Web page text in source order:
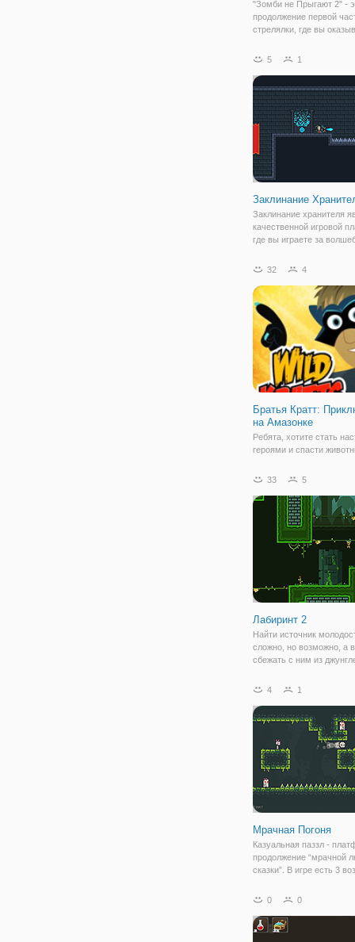
"Зомби не Прыгают 2" -
продолжение первой
стрелялки, где вы
стрелке вы будете
отважную подругу
оказались в не
5 1
Заклинание
Заклинание хранителя
качественной игровой
где вы играете за
замок напичкан
32 4
Братья Кратт:
на Амазонке
Ребята, хотите стать
героями и спасти
Тогда, добро пожаловать
Амазонке". Здесь вас
захватывающие
вместе с братьями
33 5
Лабиринт 2
Найти источник
сложно, но возможно, а
сбежать с ним из
"Лабиринт 2" вам
вашим персонажем
отважная девушка,
4 1
Мрачная Погоня
Казуальная паззл -
продолжение “мрачной
сказки”. В игре есть 3
уровня.
0 0